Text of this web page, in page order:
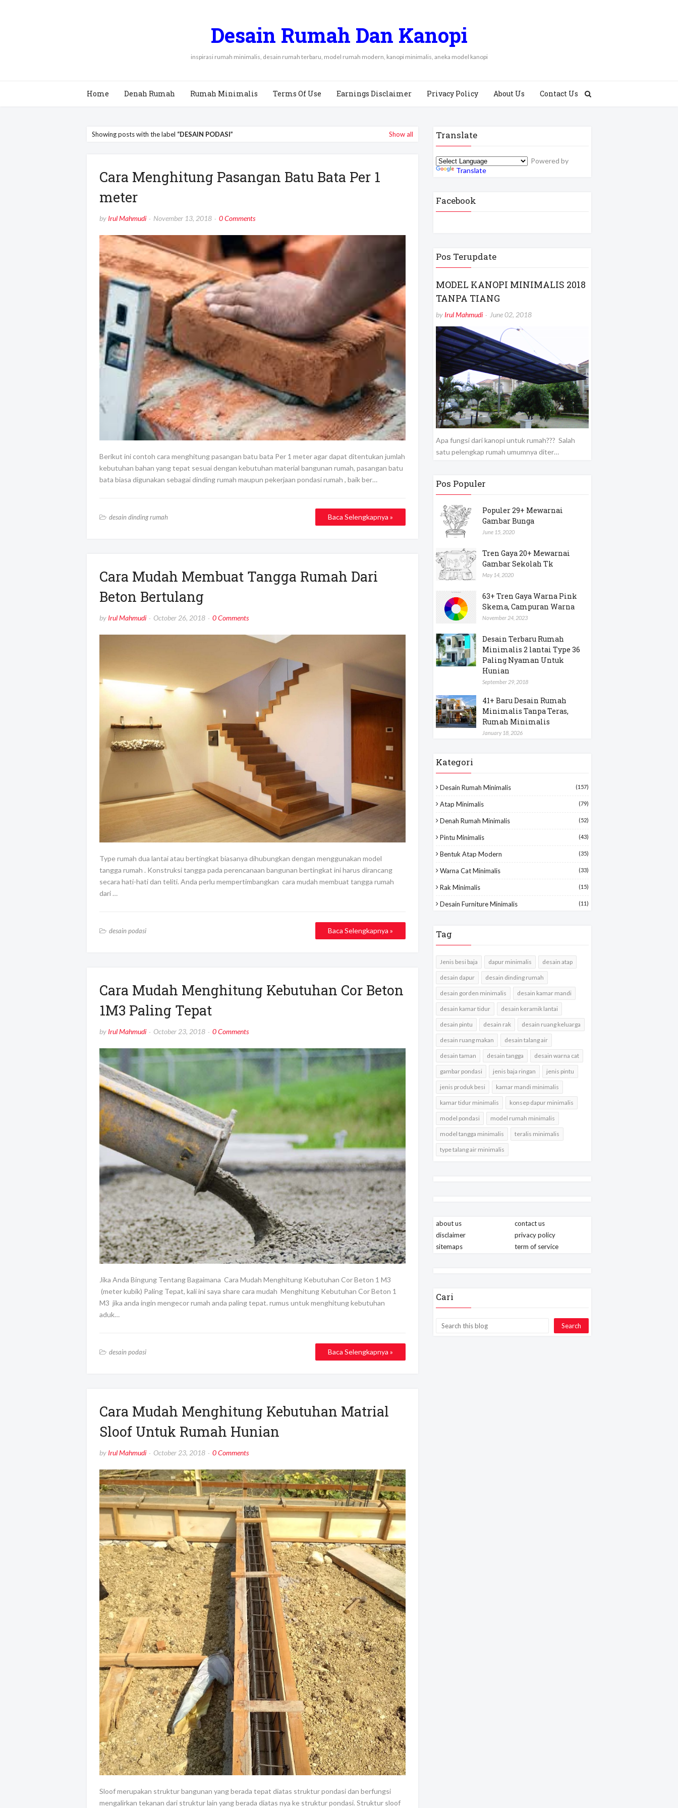
Desain Rumah Dan Kanopi
inspirasi rumah minimalis, desain rumah terbaru, model rumah modern, kanopi minimalis, aneka model kanopi
Home Denah Rumah Rumah Minimalis Terms Of Use Earnings Disclaimer Privacy Policy About Us Contact Us
Showing posts with the label DESAIN PODASI Show all
Cara Menghitung Pasangan Batu Bata Per 1
meter
by Irul Mahmudi November 13, 2018 0 Comments
Berikut ini contoh cara menghitung pasangan batu bata Per 1 meter agar dapat ditentukan jumlah
kebutuhan bahan yang tepat sesuai dengan kebutuhan material bangunan rumah, pasangan batu
bata biasa digunakan sebagai dinding rumah maupun pekerjaan pondasi rumah , baik ber…
desain dinding rumah Baca Selengkapnya »
Cara Mudah Membuat Tangga Rumah Dari
Beton Bertulang
by Irul Mahmudi October 26, 2018 0 Comments
Type rumah dua lantai atau bertingkat biasanya dihubungkan dengan menggunakan model
tangga rumah . Konstruksi tangga pada perencanaan bangunan bertingkat ini harus dirancang
secara hati-hati dan teliti. Anda perlu mempertimbangkan cara mudah membuat tangga rumah
dari …
desain podasi Baca Selengkapnya »
Cara Mudah Menghitung Kebutuhan Cor Beton
1M3 Paling Tepat
by Irul Mahmudi October 23, 2018 0 Comments
Jika Anda Bingung Tentang Bagaimana Cara Mudah Menghitung Kebutuhan Cor Beton 1 M3
(meter kubik) Paling Tepat, kali ini saya share cara mudah Menghitung Kebutuhan Cor Beton 1
M3 jika anda ingin mengecor rumah anda paling tepat. rumus untuk menghitung kebutuhan
aduk…
desain podasi Baca Selengkapnya »
Cara Mudah Menghitung Kebutuhan Matrial
Sloof Untuk Rumah Hunian
by Irul Mahmudi October 23, 2018 0 Comments
Sloof merupakan struktur bangunan yang berada tepat diatas struktur pondasi dan berfungsi
mengalirkan tekanan dari struktur lain yang berada diatas nya ke struktur pondasi. Struktur sloof
Translate
Powered by
Translate
Facebook
Pos Terupdate
MODEL KANOPI MINIMALIS 2018
TANPA TIANG
by Irul Mahmudi June 02, 2018
Apa fungsi dari kanopi untuk rumah??? Salah
satu pelengkap rumah umumnya diter…
Pos Populer
Populer 29+ Mewarnai
Gambar Bunga
June 15, 2020
Tren Gaya 20+ Mewarnai
Gambar Sekolah Tk
May 14, 2020
63+ Tren Gaya Warna Pink
Skema, Campuran Warna
November 24, 2023
Desain Terbaru Rumah
Minimalis 2 lantai Type 36
Paling Nyaman Untuk
Hunian
September 29, 2018
41+ Baru Desain Rumah
Minimalis Tanpa Teras,
Rumah Minimalis
January 18, 2026
Kategori
Desain Rumah Minimalis (157)
Atap Minimalis (79)
Denah Rumah Minimalis (52)
Pintu Minimalis (43)
Bentuk Atap Modern (35)
Warna Cat Minimalis (33)
Rak Minimalis (15)
Desain Furniture Minimalis (11)
Tag
Jenis besi baja dapur minimalis desain atap
desain dapur desain dinding rumah
desain gorden minimalis desain kamar mandi
desain kamar tidur desain keramik lantai
desain pintu desain rak desain ruang keluarga
desain ruang makan desain talang air
desain taman desain tangga desain warna cat
gambar pondasi jenis baja ringan jenis pintu
jenis produk besi kamar mandi minimalis
kamar tidur minimalis konsep dapur minimalis
model pondasi model rumah minimalis
model tangga minimalis teralis minimalis
type talang air minimalis
about us
contact us
disclaimer
privacy policy
sitemaps
term of service
Cari